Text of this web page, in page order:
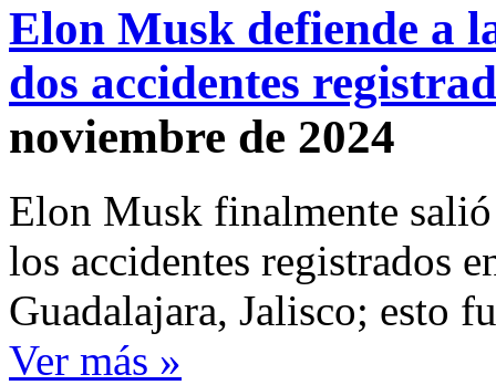
Elon Musk defiende a
dos accidentes
noviembre de 2024
Elon Musk finalmente
los accidentes registrados
Guadalajara, Jalisco; esto
Ver más »